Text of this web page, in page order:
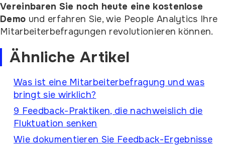
Vereinbaren Sie noch heute eine kostenlose
Demo und erfahren Sie, wie People Analytics Ihre
Mitarbeiterbefragungen revolutionieren können.
Ähnliche Artikel
Was ist eine Mitarbeiterbefragung und was
bringt sie wirklich?
9 Feedback-Praktiken, die nachweislich die
Fluktuation senken
Wie dokumentieren Sie Feedback-Ergebnisse